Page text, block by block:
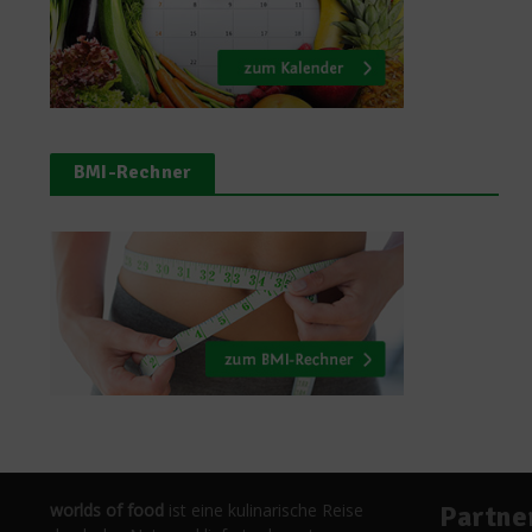
BMI-Rechner
worlds of food ist eine kulinarische Reise